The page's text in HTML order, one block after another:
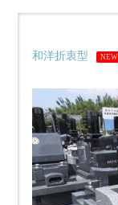
和洋折衷型 NEW